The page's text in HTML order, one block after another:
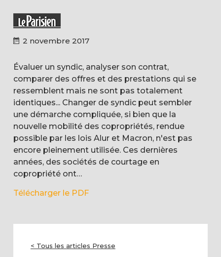
2 novembre 2017
Évaluer un syndic, analyser son contrat,
comparer des offres et des prestations qui se
ressemblent mais ne sont pas totalement
identiques... Changer de syndic peut sembler
une démarche compliquée, si bien que la
nouvelle mobilité des copropriétés, rendue
possible par les lois Alur et Macron, n'est pas
encore pleinement utilisée. Ces dernières
années, des sociétés de courtage en
copropriété ont…
Télécharger le PDF
< Tous les articles Presse